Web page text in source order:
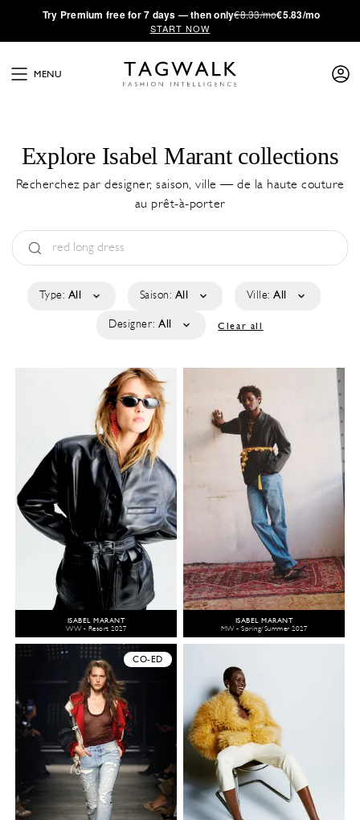
·Try Premium free for 7 days — then only€8.33/mo€5.83/mo
START NOW
MENU
Explore Isabel Marant collections
Recherchez par designer, saison, ville — de la haute couture
au prêt-à-porter
Type: All Saison: All Ville: All
Designer: All Clear all
ISABEL MARANT
WW - Resort 2027
ISABEL MARANT
MW - Spring/Summer 2027
CO-ED